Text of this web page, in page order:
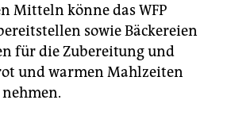
Mitteln könne das WFP
sowie Bäckereien
für die Zubereitung und
und warmen Mahlzeiten